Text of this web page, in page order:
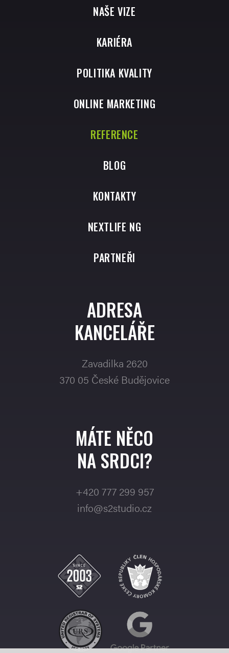
NAŠE VIZE
KARIÉRA
POLITIKA KVALITY
ONLINE MARKETING
REFERENCE
BLOG
KONTAKTY
NEXTLIFE NG
PARTNEŘI
ADRESA
KANCELÁŘE
Zavadilka 2620
370 05 České Budějovice
MÁTE NĚCO
NA SRDCI?
+420 777 299 957
info@s2studio.cz